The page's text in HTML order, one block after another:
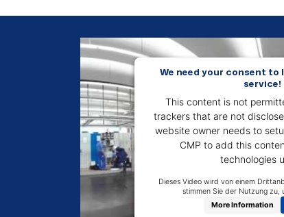
We need your consent to
service!
This content is not
trackers that are not
website owner needs to
CMP to add this
technologies
More Information